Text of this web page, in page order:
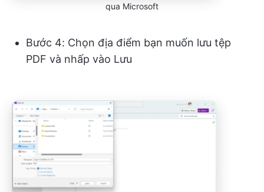
qua Microsoft
Bước 4: Chọn địa điểm bạn muốn lưu tệp
PDF và nhấp vào Lưu